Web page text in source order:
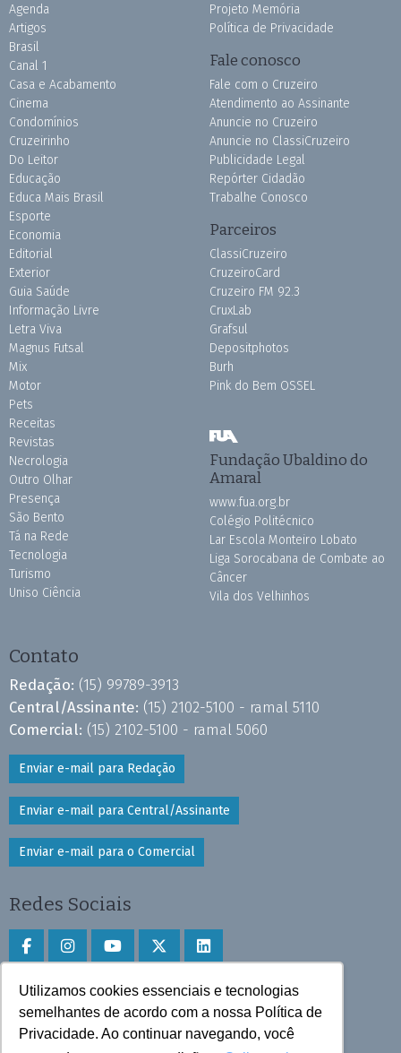
Utilizamos cookies essenciais e tecnologias
semelhantes de acordo com a nossa Política de
Privacidade. Ao continuar navegando, você
Agenda
Artigos
Brasil
Canal 1
Casa e Acabamento
Cinema
Condomínios
Cruzeirinho
Do Leitor
Educação
Educa Mais Brasil
Esporte
Economia
Editorial
Exterior
Guia Saúde
Informação Livre
Letra Viva
Magnus Futsal
Mix
Motor
Pets
Receitas
Revistas
Necrologia
Outro Olhar
Presença
São Bento
Tá na Rede
Tecnologia
Turismo
Uniso Ciência
Projeto Memória
Política de Privacidade
Fale conosco
Fale com o Cruzeiro
Atendimento ao Assinante
Anuncie no Cruzeiro
Anuncie no ClassiCruzeiro
Publicidade Legal
Repórter Cidadão
Trabalhe Conosco
Parceiros
ClassiCruzeiro
CruzeiroCard
Cruzeiro FM 92.3
CruxLab
Grafsul
Depositphotos
Burh
Pink do Bem OSSEL
Fundação Ubaldino do
Amaral
www.fua.org.br
Colégio Politécnico
Lar Escola Monteiro Lobato
Liga Sorocabana de Combate ao
Câncer
Vila dos Velhinhos
Contato
Redação: (15) 99789-3913
Central/Assinante: (15) 2102-5100 - ramal 5110
Comercial: (15) 2102-5100 - ramal 5060
Enviar e-mail para Redação
Enviar e-mail para Central/Assinante
Enviar e-mail para o Comercial
Redes Sociais
Faça download do aplicativo
Play Store e App Store